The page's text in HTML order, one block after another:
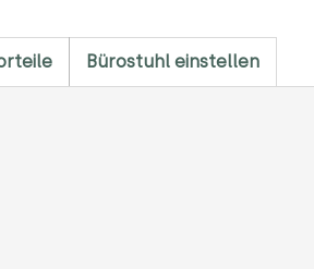
Bürostuhl einstellen